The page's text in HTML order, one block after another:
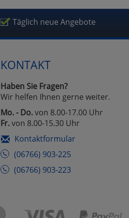
Täglich neue Angebote
KONTAKT
Haben Sie Fragen?
Wir helfen Ihnen gerne weiter.
Mo. - Do.von 8.00-17.00 Uhr
Fr.von 8.00-15.30 Uhr
Kontaktformular
(06766) 903-225
(06766) 903-223
Umfragetools